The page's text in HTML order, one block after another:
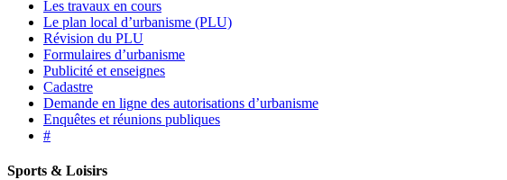
Les travaux en cours
Le plan local d’urbanisme (PLU)
Révision du PLU
Formulaires d’urbanisme
Publicité et enseignes
Cadastre
Demande en ligne des autorisations d’urbanisme
Enquêtes et réunions publiques
#
Sports & Loisirs